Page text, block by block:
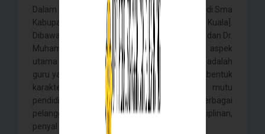
Dalam Mencegah Pelanggaran Kode Etik Guru di Sma
Kabupaten Pidie. [Skripsi Universitas Syiah Kuala].
Dibawah Bimbingan Prof. Dr. Rusli Yusuf, M.Pd dan Dr.
Muhammad Yunus, S.Pd. M.Pd . Salah satu aspek
utama dalam penyelenggaraan pendidikan adalah
guru yang memiliki peran penting dalam membentuk
karakter peserta didik serta meningkatkan mutu
pendidikan. Namun, masih ditemukan berbagai
pelanggaran kode etik guru, seperti ketidakdisiplinan,
penyal . . . .